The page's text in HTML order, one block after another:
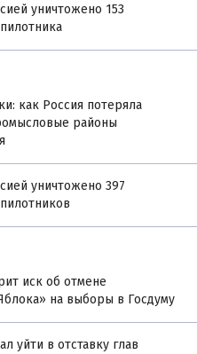
уничтожено 153
как Россия потеряла
районы
уничтожено 397
иск об отмене
на выборы в Госдуму
уйти в отставку глав